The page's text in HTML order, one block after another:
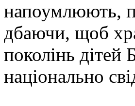
напоумлюють,
дбаючи, щоб
поколінь
національно